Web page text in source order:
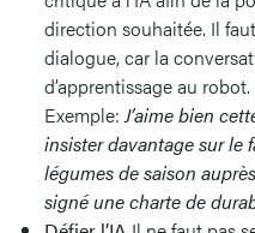
direction souhaitée. Il
dialogue, car la
d’apprentissage au robot.
Exemple:J’aime bien
insister davantage sur le
légumes de saison
signé une charte de